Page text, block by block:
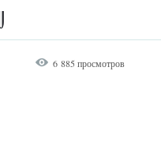
6 885 просмотров